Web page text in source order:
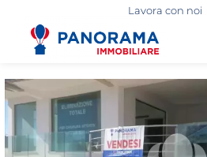
Lavora con noi